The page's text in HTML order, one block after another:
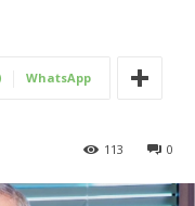
WhatsApp
0
113